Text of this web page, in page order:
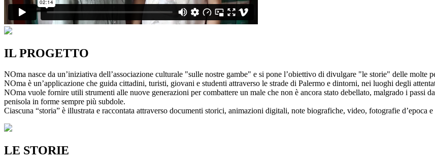
IL PROGETTO
NOma nasce da un’iniziativa dell’associazione culturale "sulle nostre gambe" e si pone l’obiettivo di divulgare "le storie" delle molte
NOma è un’applicazione che guida cittadini, turisti, giovani e studenti attraverso le strade di Palermo e dintorni, nei luoghi degli
NOma vuole fornire utili strumenti alle nuove generazioni per combattere un male che non è ancora stato debellato, malgrado i passi
penisola in forme sempre più subdole.
Ciascuna “storia” è illustrata e raccontata attraverso documenti storici, animazioni digitali, note biografiche, video, fotografie d’epoca
LE STORIE